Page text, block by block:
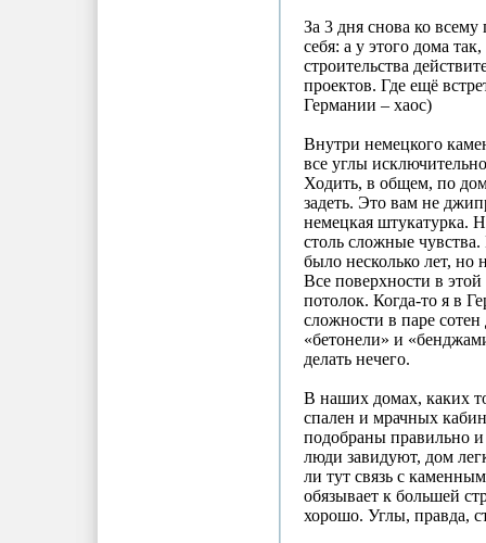
За 3 дня снова ко
себя: а у этого дома
строительства
проектов. Где ещё
Германии – хаос)
Внутри немецкого
все углы
Ходить, в общем, по
задеть. Это вам не
немецкая штукатурка.
столь сложные
было несколько лет, но
Все поверхности в
потолок. Когда-то я в
сложности в паре
«бетонели» и
делать нечего.
В наших домах, каких
спален и мрачных
подобраны правильно и
люди завидуют, дом
ли тут связь с
обязывает к большей
хорошо. Углы, правда,